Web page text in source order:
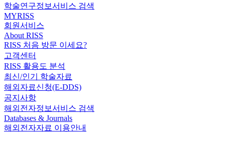
학술연구정보서비스 검색
MYRISS
회원서비스
About RISS
RISS 처음 방문 이세요?
고객센터
RISS 활용도 분석
최신/인기 학술자료
해외자료신청(E-DDS)
공지사항
해외전자정보서비스 검색
Databases & Journals
해외전자자료 이용안내